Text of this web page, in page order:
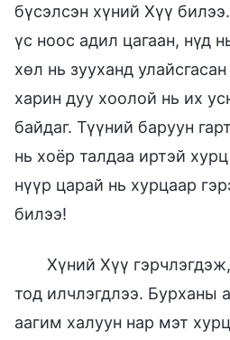
бүсэлсэн хүний Хүү
үс ноос адил цагаан, нүд
хөл нь зууханд
харин дуу хоолой нь их
байдаг. Түүний баруун
нь хоёр талдаа иртэй
нүүр царай нь хурцаар
билээ!
Хүний Хүү
тод илчлэгдлээ. Бурханы
аагим халуун нар мэт